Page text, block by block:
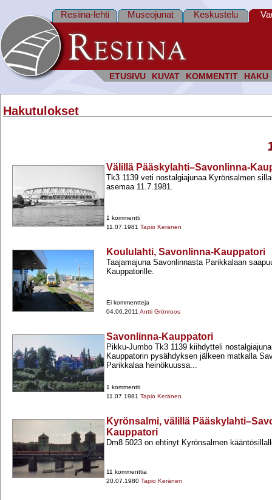
ETUSIVU KUVAT KOMMENTIT HAKU
Resiina-lehti Museojunat Keskustelu
Hakutulokset
Välillä Pääskylahti–Savonlinna-
Tk3 1139 veti nostalgiajunaa Kyrönsalmen
asemaa 11.7.1981.
1 kommentti
11.07.1981 Tapio Keränen
Koululahti, Savonlinna-Kauppatori
Taajamajuna Savonlinnasta Parikkalaan
Kauppatorille.
Ei kommentteja
04.06.2011 Antti Grönroos
Savonlinna-Kauppatori
Pikku-​Jumbo Tk3 1139 kiihdytteli
Kauppatorin pysähdyksen jälkeen matkalla
Parikkalaa heinökuussa...
1 kommentti
11.07.1981 Tapio Keränen
Kyrönsalmi, välillä
Kauppatori
Dm8 5023 on ehtinyt Kyrönsalmen
11 kommenttia
20.07.1980 Tapio Keränen